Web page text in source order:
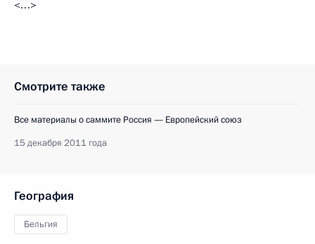
<…>
Смотрите также
Все материалы о саммите Россия — Европейский союз
15 декабря 2011 года
География
Бельгия